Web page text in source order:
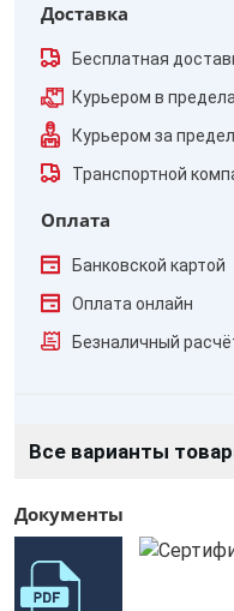
Доставка
Бесплатная
Курьером в
Курьером за
Транспортной
Оплата
Банковской картой
Оплата онлайн
Безналичный
Все варианты
Документы